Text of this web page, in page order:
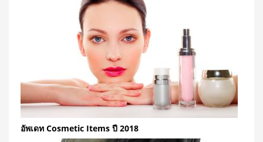
อัพเดท Cosmetic Items ปี 2018